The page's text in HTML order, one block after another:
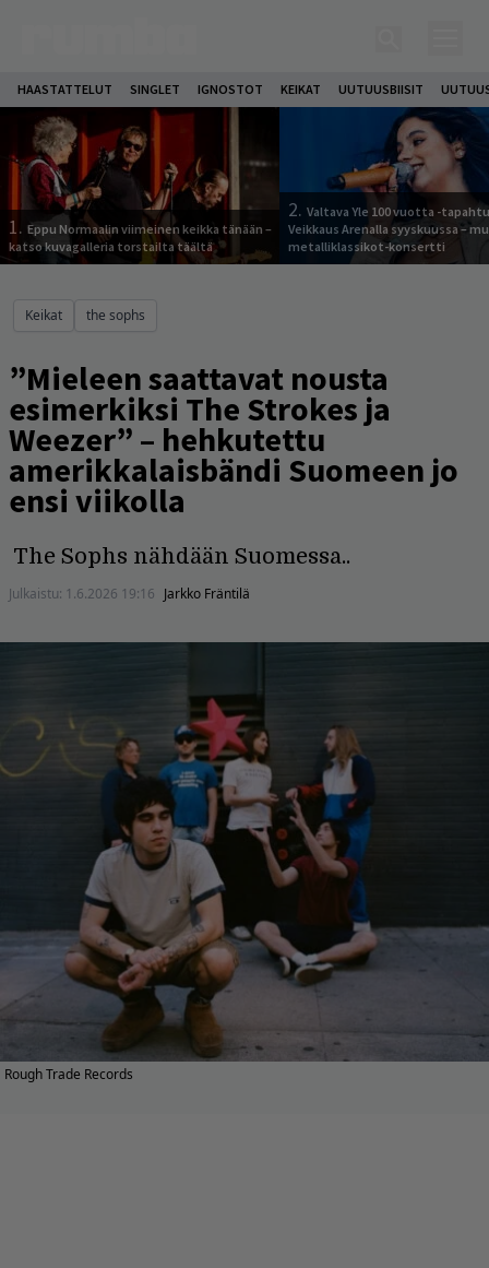
HAASTATTELUT SINGLET IGNOSTOT KEIKAT UUTUUSBIISIT
1. Eppu Normaalin viimeinen keikka tänään –
katso kuvagalleria torstailta täältä
2. Valtava Yle 100 vuotta -
Veikkaus Arenalla syyskuussa –
metalliklassikot-konsertti
Keikat the sophs
”Mieleen saattavat nousta
esimerkiksi The Strokes ja
Weezer” – hehkutettu
amerikkalaisbändi Suomeen jo
ensi viikolla
The Sophs nähdään Suomessa..
Julkaistu: 1.6.2026 19:16 Jarkko Fräntilä
Rough Trade Records